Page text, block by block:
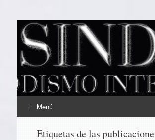
EL SINDICAL
Periodismo Inteligente
Menú
Etiquetas de las